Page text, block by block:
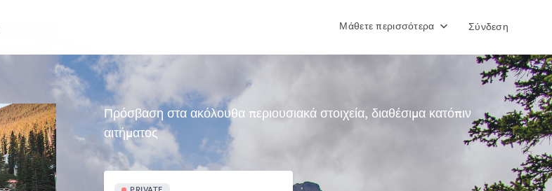
Μάθετε περισσότερα Σύνδεση
Πρόσβαση στα ακόλουθα περιουσιακά στοιχεία, διαθέσιμα κατόπιν
αιτήματος